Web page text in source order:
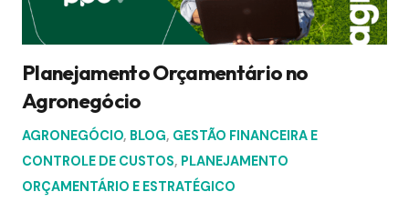
Planejamento Orçamentário no
Agronegócio
AGRONEGÓCIO, BLOG, GESTÃO FINANCEIRA E
CONTROLE DE CUSTOS, PLANEJAMENTO
ORÇAMENTÁRIO E ESTRATÉGICO